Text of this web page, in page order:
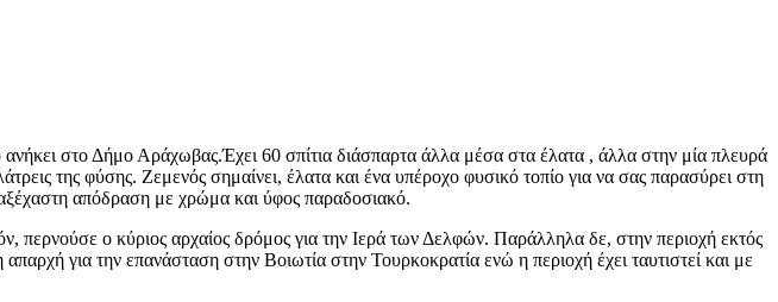
ανήκει στο Δήμο Αράχωβας.Έχει 60 σπίτια διάσπαρτα άλλα μέσα στα έλατα , άλλα στην μία πλευρά
της φύσης. Ζεμενός σημαίνει, έλατα και ένα υπέροχο φυσικό τοπίο για να σας παρασύρει στη
απόδραση με χρώμα και ύφος παραδοσιακό.
περνούσε ο κύριος αρχαίος δρόμος για την Ιερά των Δελφών. Παράλληλα δε, στην περιοχή εκτός
για την επανάσταση στην Βοιωτία στην Τουρκοκρατία ενώ η περιοχή έχει ταυτιστεί και με